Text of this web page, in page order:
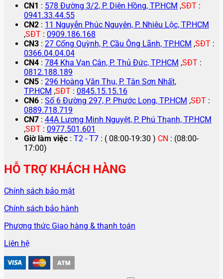
CN1 : 578 Đường 3/2, P. Diên Hồng, TP.HCM ,SĐT :
0941.33.44.55
CN2 : 11 Nguyễn Phúc Nguyên, P. Nhiêu Lộc, TP.HCM
,SĐT : 0909.186.168
CN3 : 27 Cống Quỳnh, P. Cầu Ông Lãnh, TP.HCM ,SĐT :
0366.04.04.04
CN4 : 784 Kha Vạn Cân, P. Thủ Đức, TP.HCM ,SĐT :
0812.188.189
CN5 : 296 Hoàng Văn Thụ, P. Tân Sơn Nhất,
TP.HCM ,SĐT : 0845.15.15.16
CN6 : Số 6 Đường 297, P. Phước Long, TP.HCM ,SĐT :
0889.718.719
CN7 : 44A Lương Minh Nguyệt, P. Phú Thạnh, TP.HCM
,SĐT : 0977.501.601
Giờ làm việc : T2 - T7 : ( 08:00-19:30 ) CN : (08:00-
17:00)
HỖ TRỢ KHÁCH HÀNG
Chính sách bảo mật
Chính sách bảo hành
Phương thức Giao hàng & thanh toán
Liên hệ